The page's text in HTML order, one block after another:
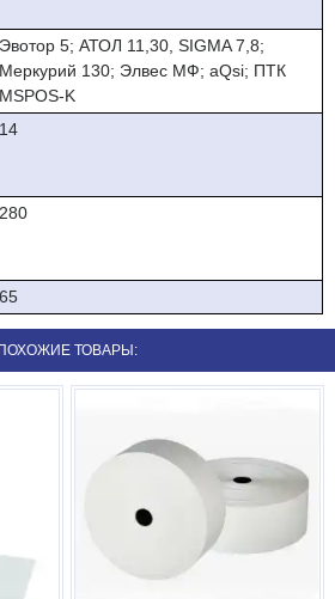
Эвотор 5; АТОЛ 11,30, SIGMA 7,8;
Меркурий 130; Элвес МФ; aQsi; ПТК
MSPOS-K
14
280
65
ПОХОЖИЕ ТОВАРЫ: